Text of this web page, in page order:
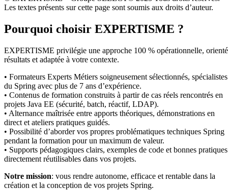
Les textes présents sur cette page sont soumis aux droits d’auteur.
Pourquoi choisir EXPERTISME ?
EXPERTISME privilégie une approche 100 % opérationnelle,
résultats et adaptée à votre contexte.
• Formateurs Experts Métiers soigneusement sélectionnés, spécialistes
du Spring avec plus de 7 ans d’expérience.
• Contenus de formation construits à partir de cas réels rencontrés en
projets Java EE (sécurité, batch, réactif, LDAP).
• Alternance maîtrisée entre apports théoriques, démonstrations en
direct et ateliers pratiques guidés.
• Possibilité d’aborder vos propres problématiques techniques Spring
pendant la formation pour un maximum de valeur.
• Supports pédagogiques clairs, exemples de code et bonnes pratiques
directement réutilisables dans vos projets.
Notre mission: vous rendre autonome, efficace et rentable dans la
création et la conception de vos projets Spring.